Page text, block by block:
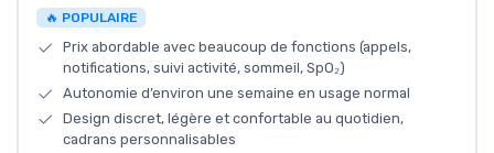
🔥 POPULAIRE
Prix abordable avec beaucoup de fonctions (appels,
notifications, suivi activité, sommeil, SpO₂)
Autonomie d’environ une semaine en usage normal
Design discret, légère et confortable au quotidien,
cadrans personnalisables